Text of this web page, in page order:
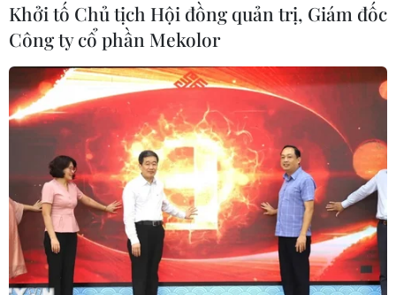
Khởi tố Chủ tịch Hội đồng quản trị, Giám đốc
Công ty cổ phần Mekolor